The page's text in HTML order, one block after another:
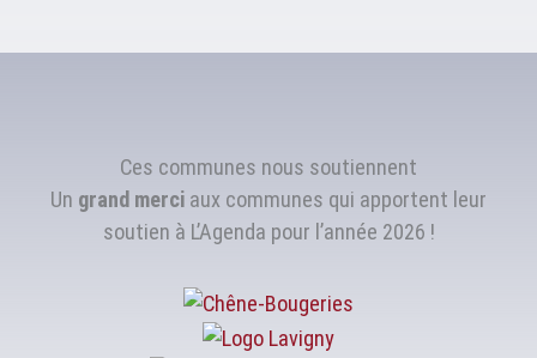
Ces communes nous soutiennent
Un grand merci aux communes qui apportent leur
soutien à L’Agenda pour l’année 2026 !